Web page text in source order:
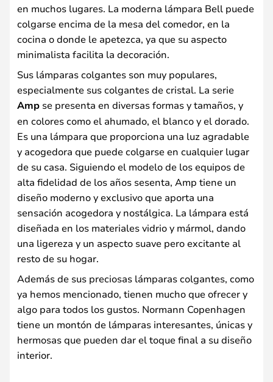
en muchos lugares. La moderna lámpara Bell puede
colgarse encima de la mesa del comedor, en la
cocina o donde le apetezca, ya que su aspecto
minimalista facilita la decoración.
Sus lámparas colgantes son muy populares,
especialmente sus colgantes de cristal. La serie
Amp se presenta en diversas formas y tamaños, y
en colores como el ahumado, el blanco y el dorado.
Es una lámpara que proporciona una luz agradable
y acogedora que puede colgarse en cualquier lugar
de su casa. Siguiendo el modelo de los equipos de
alta fidelidad de los años sesenta, Amp tiene un
diseño moderno y exclusivo que aporta una
sensación acogedora y nostálgica. La lámpara está
diseñada en los materiales vidrio y mármol, dando
una ligereza y un aspecto suave pero excitante al
resto de su hogar.
Además de sus preciosas lámparas colgantes, como
ya hemos mencionado, tienen mucho que ofrecer y
algo para todos los gustos. Normann Copenhagen
tiene un montón de lámparas interesantes, únicas y
hermosas que pueden dar el toque final a su diseño
interior.